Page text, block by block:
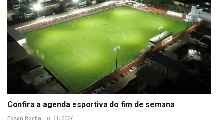
Confira a agenda esportiva do fim de semana
Edson Rocha Jul 31, 2026